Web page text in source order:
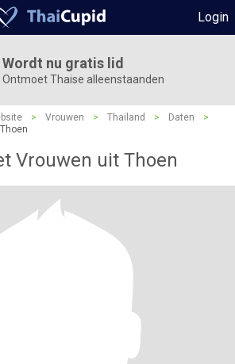
Login
Wordt nu gratis lid
Ontmoet Thaise alleenstaanden
> Vrouwen > Thailand > Daten
>
Thoen
Vrouwen uit Thoen